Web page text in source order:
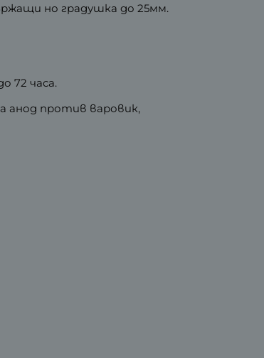
но градушка до 25мм.
72 часа.
анод против варовик,